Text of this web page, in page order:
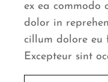
ex ea commodo
dolor in
cillum dolore
Excepteur sint